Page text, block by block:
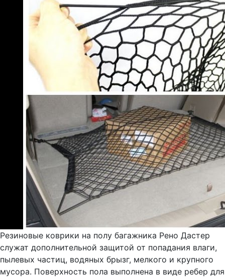
Резиновые коврики на полу багажника Рено Дастер
служат дополнительной защитой от попадания влаги,
пылевых частиц, водяных брызг, мелкого и крупного
мусора. Поверхность пола выполнена в виде ребер для